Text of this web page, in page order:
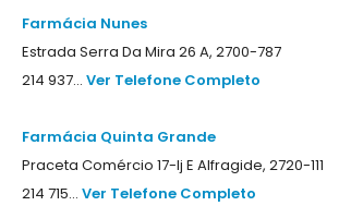
Farmácia Nunes
Estrada Serra Da Mira 26 A, 2700-787
214 937... Ver Telefone Completo
Farmácia Quinta Grande
Praceta Comércio 17-lj E Alfragide, 2720-111
214 715... Ver Telefone Completo